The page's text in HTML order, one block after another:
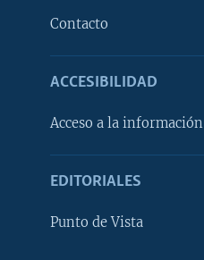
Idiomas
Contacto
ACCESIBILIDAD
Acceso a la información
EDITORIALES
Punto de Vista